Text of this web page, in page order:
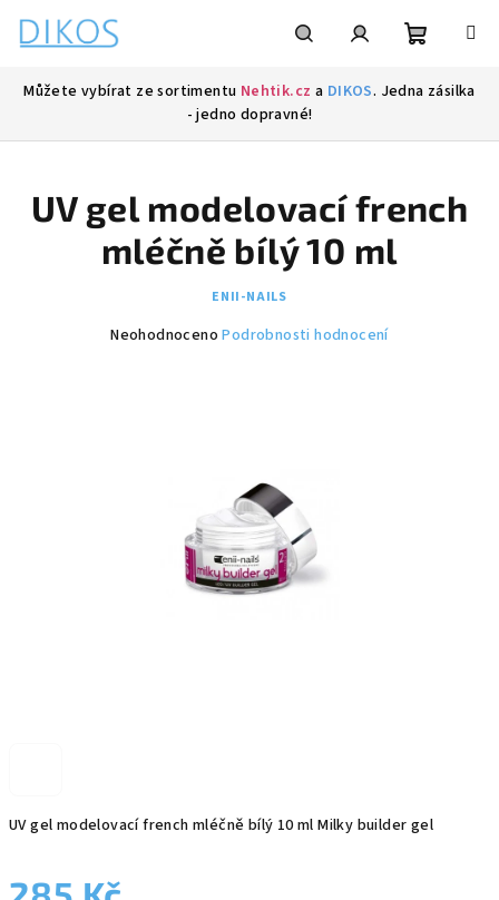
obsah
Můžete vybírat ze sortimentu Nehtik.cz a DIKOS. Jedna zásilka
- jedno dopravné!
UV gel modelovací french mléčně bílý 10 ml Milky builder gel
UV gel modelovací french
mléčně bílý 10 ml
ENII-NAILS
Průměrné
Neohodnoceno Podrobnosti hodnocení